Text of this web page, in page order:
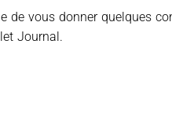
de vous donner quelques
Journal.